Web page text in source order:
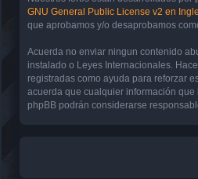
GNU General Public License v2 en
que aprobamos y/o desaprobamos
Acuerda no enviar ningun contenido
instalado o Leyes Internacionales.
registradas como ayuda para reforzar
acuerda que cualquier información que
phpBB podrán considerarse